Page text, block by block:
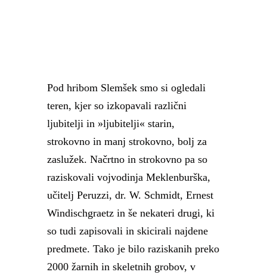
Pod hribom Slemšek smo si ogledali
teren, kjer so izkopavali različni
ljubitelji in »ljubitelji« starin,
strokovno in manj strokovno, bolj za
zaslužek. Načrtno in strokovno pa so
raziskovali vojvodinja Meklenburška,
učitelj Peruzzi, dr. W. Schmidt, Ernest
Windischgraetz in še nekateri drugi, ki
so tudi zapisovali in skicirali najdene
predmete. Tako je bilo raziskanih preko
2000 žarnih in skeletnih grobov, v